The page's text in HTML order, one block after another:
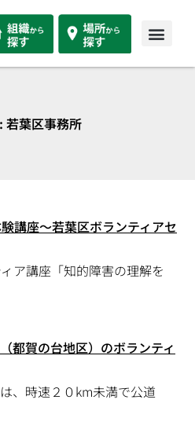
若葉区事務所
講座～若葉区ボランティアセ
ア講座「知的障害の理解を
都賀の台地区）のボランティ
、時速２０km未満で公道